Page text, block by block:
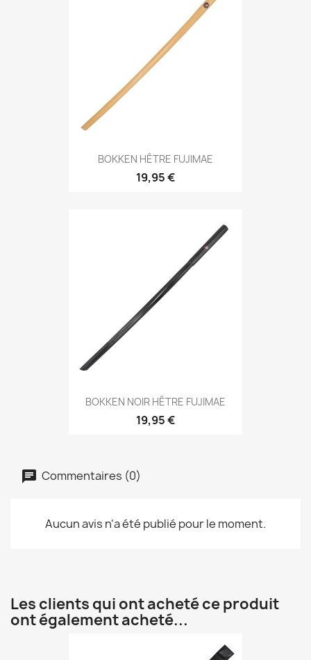
Aperçu rapide
BOKKEN HÊTRE FUJIMAE
19,95 €
 Aperçu rapide
BOKKEN NOIR HÊTRE FUJIMAE
19,95 €
Commentaires (0)
Aucun avis n'a été publié pour le moment.
Les clients qui ont acheté ce produit
ont également acheté...